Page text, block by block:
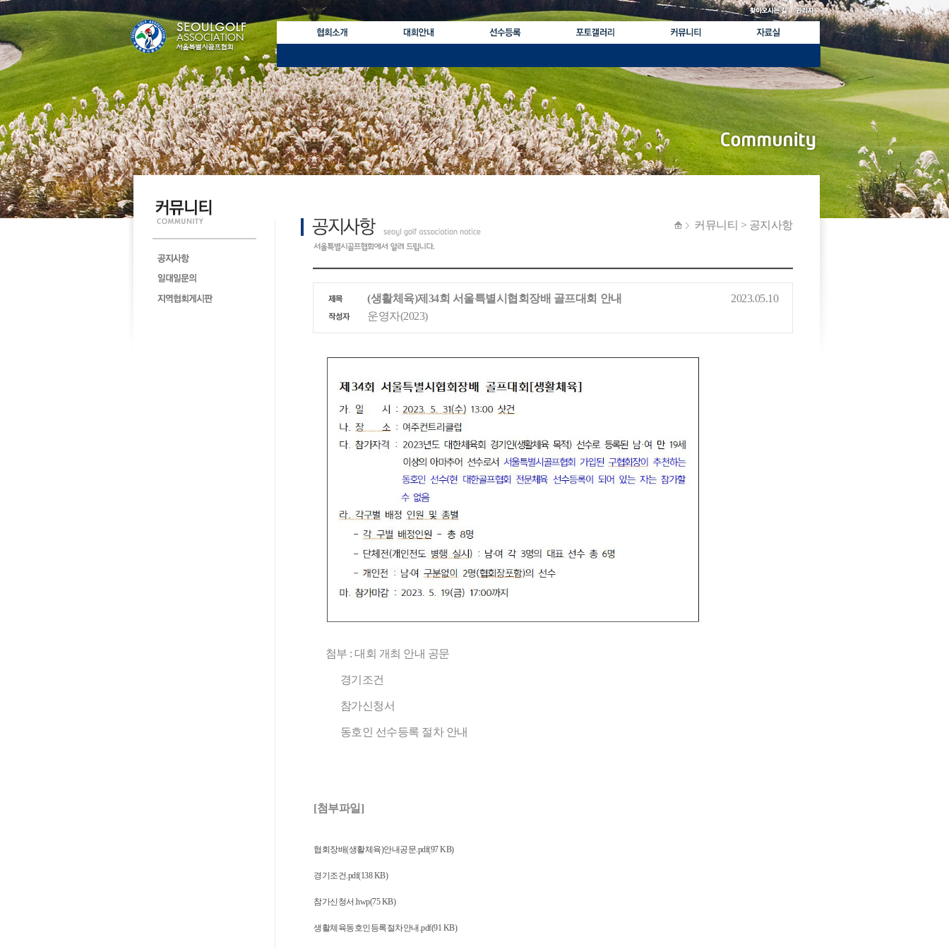
커뮤니티 > 공지사항
(생활체육)제34회 서울특별시협회장배 골프대회 안내
2023.05.10
운영자(2023)
첨부 : 대회 개최 안내 공문
경기조건
참가신청서
동호인 선수등록 절차 안내
[첨부파일]
협회장배(생활체육)안내공문.pdf(97 KB)
경기조건.pdf(138 KB)
참가신청서.hwp(75 KB)
생활체육동호인등록절차안내.pdf(91 KB)